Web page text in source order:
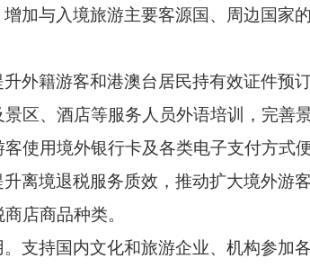
增加与入境旅游主要客源国、周边国家
升外籍游客和港澳台居民持有效证件预
区、酒店等服务人员外语培训，完善
使用境外银行卡及各类电子支付方式
升离境退税服务质效，推动扩大境外游
店商品种类。
。支持国内文化和旅游企业、机构参加